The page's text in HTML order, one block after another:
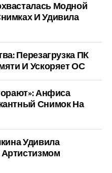
Модной
И Удивила
Перезагрузка ПК
И Ускоряет ОС
Анфиса
Снимок На
Удивила